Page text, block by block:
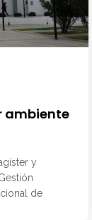
ambiente
y
de